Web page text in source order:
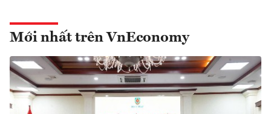
Mới nhất trên VnEconomy